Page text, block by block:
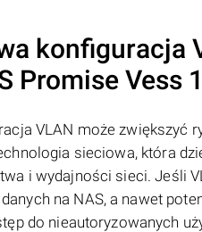
Promise Vess
VLAN może zwiększyć
sieciowa, która
i wydajności sieci. Jeśli
na NAS, a nawet
do nieautoryzowanych